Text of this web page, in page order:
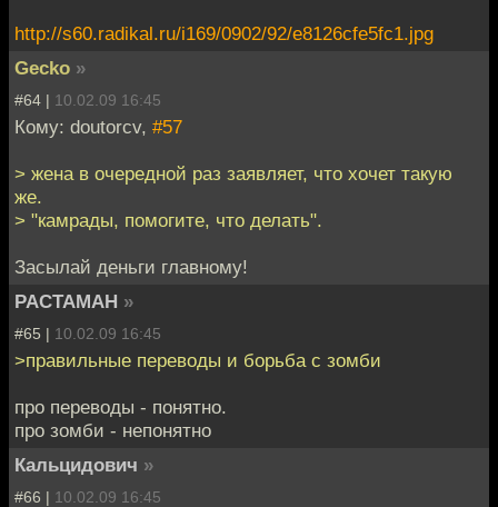
http://s60.radikal.ru/i169/0902/92/e8126cfe5fc1.jpg
Gecko »
#64 | 10.02.09 16:45
Кому: doutorcv, #57
> жена в очередной раз заявляет, что хочет такую
же.
> "камрады, помогите, что делать".
Засылай деньги главному!
PACTAMAH »
#65 | 10.02.09 16:45
>правильные переводы и борьба с зомби
про переводы - понятно.
про зомби - непонятно
Кальцидович »
#66 | 10.02.09 16:45